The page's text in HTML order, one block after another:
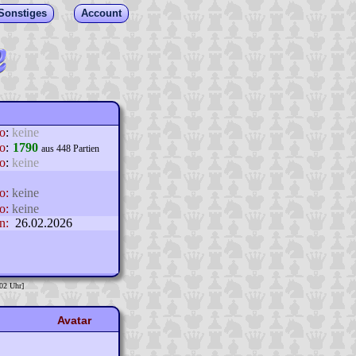
Account
: keine
: 1790 aus 448 Partien
: keine
keine
keine
26.02.2026
Uhr]
Avatar